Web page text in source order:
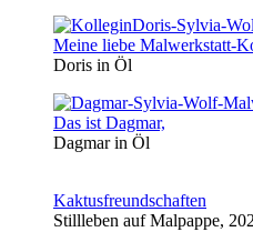
Meine liebe Malwerkstatt-
Doris in Öl
Das ist Dagmar,
Dagmar in Öl
Kaktusfreundschaften
Stillleben auf Malpappe,